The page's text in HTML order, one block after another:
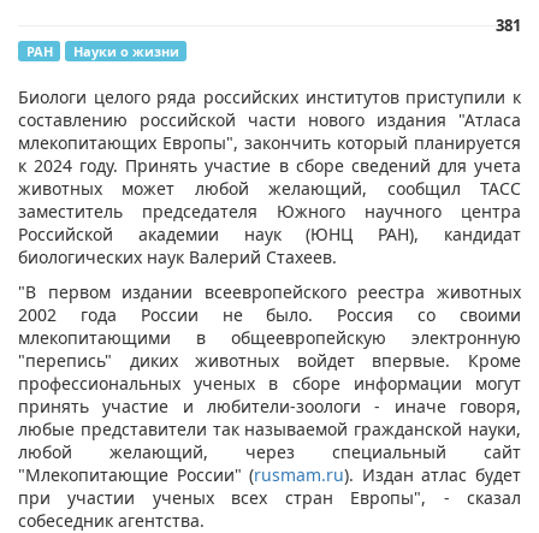
381
РАН Науки о жизни
Биологи целого ряда российских институтов приступили к
составлению российской части нового издания "Атласа
млекопитающих Европы", закончить который планируется
к 2024 году. Принять участие в сборе сведений для учета
животных может любой желающий, сообщил ТАСС
заместитель председателя Южного научного центра
Российской академии наук (ЮНЦ РАН), кандидат
биологических наук Валерий Стахеев.
"В первом издании всеевропейского реестра животных
2002 года России не было. Россия со своими
млекопитающими в общеевропейскую электронную
"перепись" диких животных войдет впервые. Кроме
профессиональных ученых в сборе информации могут
принять участие и любители-зоологи - иначе говоря,
любые представители так называемой гражданской науки,
любой желающий, через специальный сайт
"Млекопитающие России" (rusmam.ru). Издан атлас будет
при участии ученых всех стран Европы", - сказал
собеседник агентства.